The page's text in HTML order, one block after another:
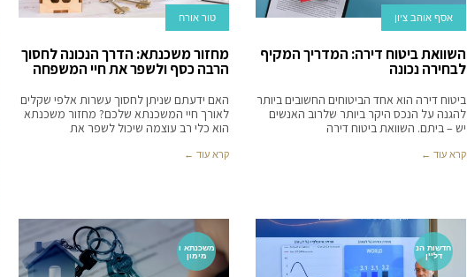
אסף אוהב ציון
השוואת ביטוח דירה: המדריך המקיף
לבחירה נכונה
ביטוח דירה הוא אחד הביטוחים החשובים ביותר
להגנה על הנכס היקר ביותר שלרוב האנשים
יש – ביתם. השוואת ביטוח דירה
קרא עוד ←
טור אורח
מחזור משכנתא: הדרך הנכונה לחסוך
הרבה כסף ולשפר את חיי המשפחה
האם ידעתם שניתן לחסוך עשרות אלפי שקלים
לאורך חיי המשכנתא שלכם? מחזור משכנתא
הוא כלי רב עוצמה שיכול לשפר את
קרא עוד ←
חדשות הנ
דל''ן
משכנתא ו
מימון